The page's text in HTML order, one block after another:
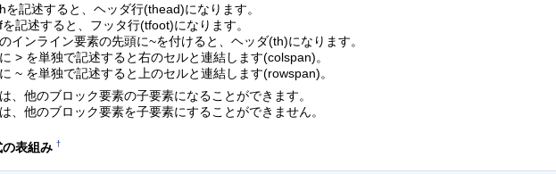
を記述すると、ヘッダ行(thead)になります。
記述すると、フッタ行(tfoot)になります。
インライン要素の先頭に~を付けると、ヘッダ(th)になります。
> を単独で記述すると右のセルと連結します(colspan)。
~ を単独で記述すると上のセルと連結します(rowspan)。
、他のブロック要素の子要素になることができます。
、他のブロック要素を子要素にすることができません。
表組み †